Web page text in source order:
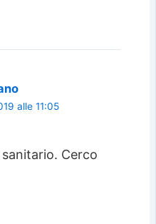
alle 11:05
Cerco